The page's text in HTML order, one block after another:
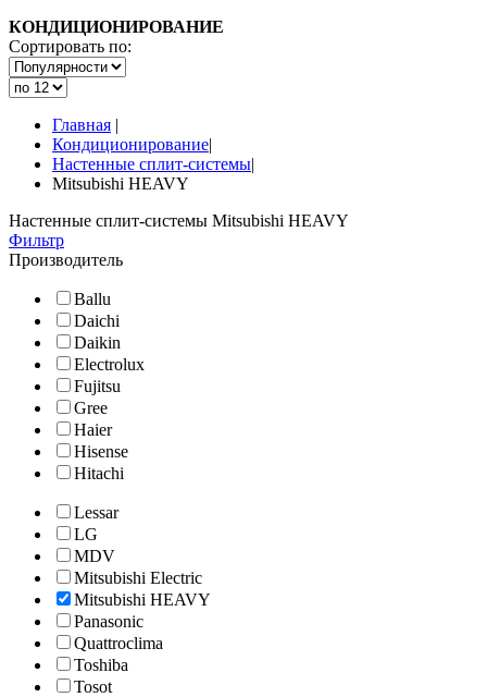
КОНДИЦИОНИРОВАНИЕ
Сортировать по:
Главная |
Кондиционирование|
Настенные сплит-системы|
Mitsubishi HEAVY
Настенные сплит-системы Mitsubishi HEAVY
Фильтр
Производитель
Ballu
Daichi
Daikin
Electrolux
Fujitsu
Gree
Haier
Hisense
Hitachi
Lessar
LG
MDV
Mitsubishi Electric
Mitsubishi HEAVY
Panasonic
Quattroclima
Toshiba
Tosot